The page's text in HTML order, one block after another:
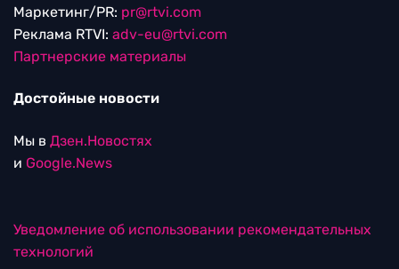
Маркетинг/PR: pr@rtvi.com
Реклама RTVI: adv-eu@rtvi.com
Партнерские материалы
Достойные новости
Мы в Дзен.Новостях
и Google.News
Уведомление об использовании рекомендательных
технологий